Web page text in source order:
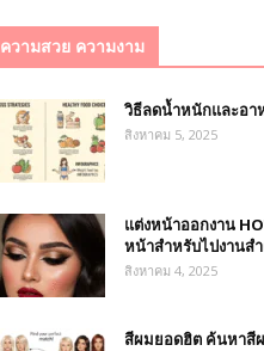
ความสวย ความงาม
วิธีลดน้ำหนักและอา
สิงหาคม 5, 2025
แต่งหน้าออกงาน
หน้าสำหรับไปงานส
สิงหาคม 4, 2025
สีผมยอดฮิต ค้นหาสี